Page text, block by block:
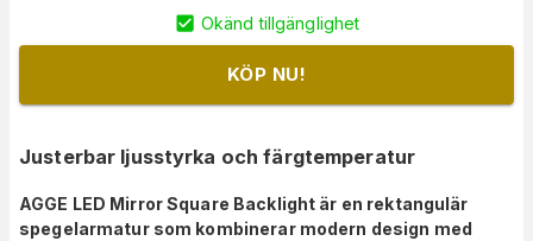
Okänd tillgänglighet
KÖP NU!
Justerbar ljusstyrka och färgtemperatur
AGGE LED Mirror Square Backlight är en rektangulär
spegelarmatur som kombinerar modern design med